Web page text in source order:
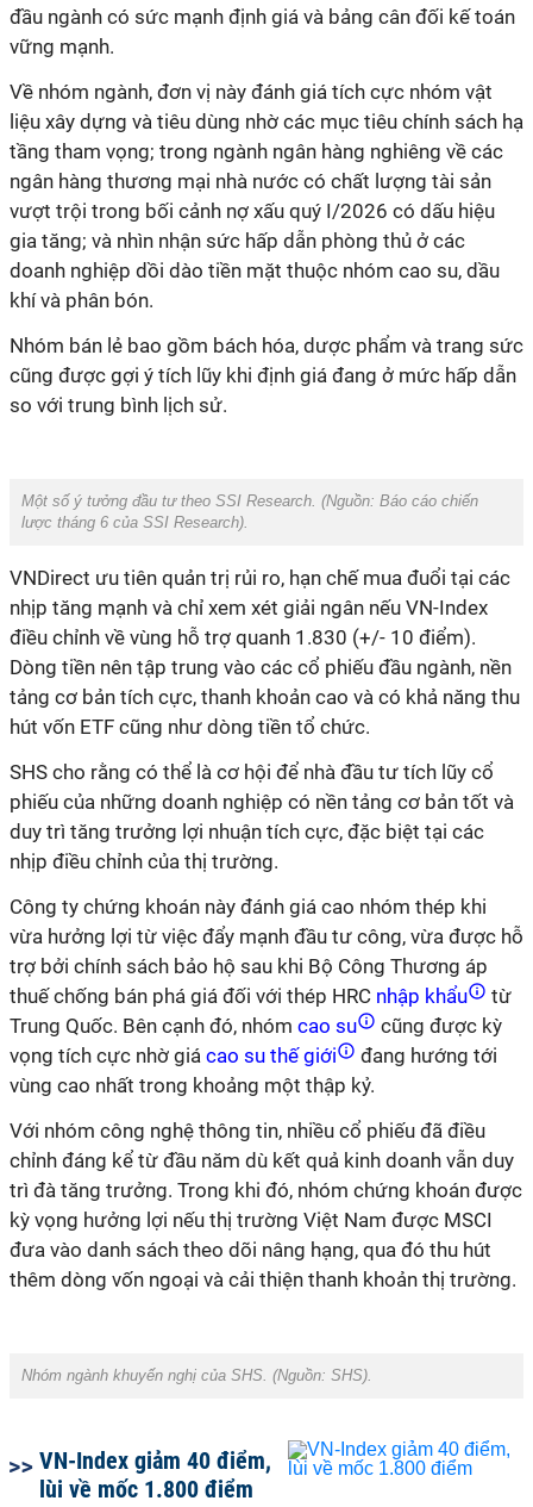
đầu ngành có sức mạnh định giá và bảng cân đối kế toán
vững mạnh.
Về nhóm ngành, đơn vị này đánh giá tích cực nhóm vật
liệu xây dựng và tiêu dùng nhờ các mục tiêu chính sách hạ
tầng tham vọng; trong ngành ngân hàng nghiêng về các
ngân hàng thương mại nhà nước có chất lượng tài sản
vượt trội trong bối cảnh nợ xấu quý I/2026 có dấu hiệu
gia tăng; và nhìn nhận sức hấp dẫn phòng thủ ở các
doanh nghiệp dồi dào tiền mặt thuộc nhóm cao su, dầu
khí và phân bón.
Nhóm bán lẻ bao gồm bách hóa, dược phẩm và trang sức
cũng được gợi ý tích lũy khi định giá đang ở mức hấp dẫn
so với trung bình lịch sử.
Một số ý tưởng đầu tư theo SSI Research. (Nguồn: Báo cáo chiến
lược tháng 6 của SSI Research).
VNDirect ưu tiên quản trị rủi ro, hạn chế mua đuổi tại các
nhịp tăng mạnh và chỉ xem xét giải ngân nếu VN-Index
điều chỉnh về vùng hỗ trợ quanh 1.830 (+/- 10 điểm).
Dòng tiền nên tập trung vào các cổ phiếu đầu ngành, nền
tảng cơ bản tích cực, thanh khoản cao và có khả năng thu
hút vốn ETF cũng như dòng tiền tổ chức.
SHS cho rằng có thể là cơ hội để nhà đầu tư tích lũy cổ
phiếu của những doanh nghiệp có nền tảng cơ bản tốt và
duy trì tăng trưởng lợi nhuận tích cực, đặc biệt tại các
nhịp điều chỉnh của thị trường.
Công ty chứng khoán này đánh giá cao nhóm thép khi
vừa hưởng lợi từ việc đẩy mạnh đầu tư công, vừa được hỗ
trợ bởi chính sách bảo hộ sau khi Bộ Công Thương áp
thuế chống bán phá giá đối với thép HRC nhập khẩu
từ
Trung Quốc. Bên cạnh đó, nhóm cao su
cũng được kỳ
vọng tích cực nhờ giá cao su thế giới
đang hướng tới
vùng cao nhất trong khoảng một thập kỷ.
Với nhóm công nghệ thông tin, nhiều cổ phiếu đã điều
chỉnh đáng kể từ đầu năm dù kết quả kinh doanh vẫn duy
trì đà tăng trưởng. Trong khi đó, nhóm chứng khoán được
kỳ vọng hưởng lợi nếu thị trường Việt Nam được MSCI
đưa vào danh sách theo dõi nâng hạng, qua đó thu hút
thêm dòng vốn ngoại và cải thiện thanh khoản thị trường.
Nhóm ngành khuyến nghị của SHS. (Nguồn: SHS).
VN-Index giảm 40 điểm,
lùi về mốc 1.800 điểm